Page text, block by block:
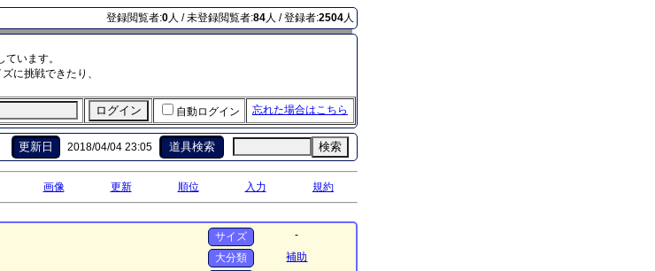
登録閲覧者:0人 / 未登録閲覧者:84人 / 登録者:2504人
います。
に挑戦できたり、
自動ログイン 忘れた場合はこちら
更新日 2018/04/04 23:05 道具検索 検索
画像 更新 順位 入力 規約
サイズ
-
大分類
補助